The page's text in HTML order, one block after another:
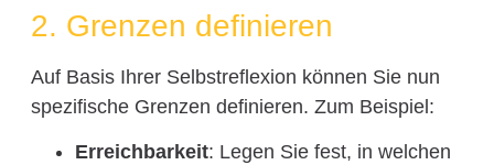
2. Grenzen definieren
Auf Basis Ihrer Selbstreflexion können Sie nun
spezifische Grenzen definieren. Zum Beispiel:
Erreichbarkeit: Legen Sie fest, in welchen